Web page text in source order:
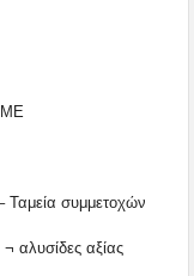
Ταμεία συμμετοχών
αλυσίδες αξίας